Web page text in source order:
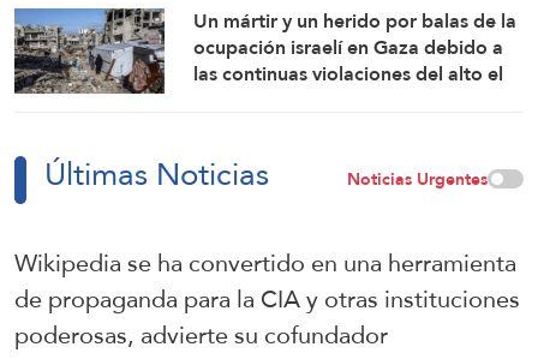
Un mártir y un herido por balas de la
ocupación israelí en Gaza debido a
las continuas violaciones del alto el
Últimas Noticias Noticias Urgentes
Wikipedia se ha convertido en una herramienta
de propaganda para la CIA y otras instituciones
poderosas, advierte su cofundador